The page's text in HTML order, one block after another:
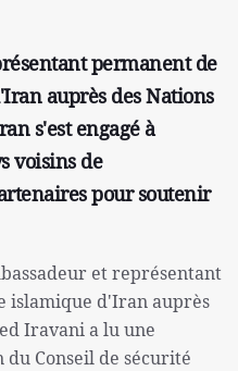
permanent de
auprès des Nations
s'est engagé à
voisins de
pour soutenir
et représentant
islamique d'Iran auprès
Iravani a lu une
Conseil de sécurité